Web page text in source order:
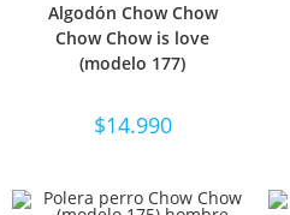
Algodón Chow Chow
Chow Chow is love
(modelo 177)
$14.990